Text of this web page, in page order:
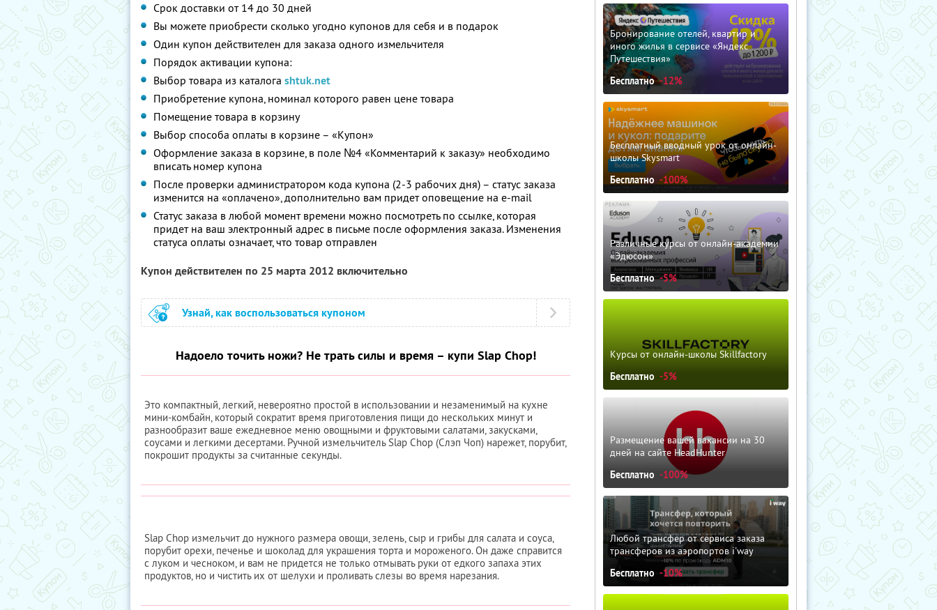
Срок доставки от 14 до 30 дней
Вы можете приобрести сколько угодно купонов для себя и в подарок
Один купон действителен для заказа одного измельчителя
Порядок активации купона:
Выбор товара из каталога shtuk.net
Приобретение купона, номинал которого равен цене товара
Помещение товара в корзину
Выбор способа оплаты в корзине – «Купон»
Оформление заказа в корзине, в поле №4 «Комментарий к заказу» необходимо
вписать номер купона
После проверки администратором кода купона (2-3 рабочих дня) – статус заказа
изменится на «оплачено», дополнительно вам придет оповещение на e-mail
Статус заказа в любой момент времени можно посмотреть по ссылке, которая
придет на ваш электронный адрес в письме после оформления заказа. Изменения
статуса оплаты означает, что товар отправлен
Купон действителен по 25 марта 2012 включительно
Узнай, как воспользоваться купоном
Надоело точить ножи? Не трать силы и время – купи Slap Chop!
Это компактный, легкий, невероятно простой в использовании и незаменимый на кухне
мини-комбайн, который сократит время приготовления пищи до нескольких минут и
разнообразит ваше ежедневное меню овощными и фруктовыми салатами, закусками,
соусами и легкими десертами. Ручной измельчитель Slap Chop (Слэп Чоп) нарежет, порубит,
покрошит продукты за считанные секунды.
Slap Chop измельчит до нужного размера овощи, зелень, сыр и грибы для салата и соуса,
порубит орехи, печенье и шоколад для украшения торта и мороженого. Он даже справится
с луком и чесноком, и вам не придется не только отмывать руки от едкого запаха этих
продуктов, но и чистить их от шелухи и проливать слезы во время нарезания.
Бронирование отелей, квартир и
иного жилья в сервисе «Яндекс
Путешествия»
Бесплатно -12%
Бесплатный вводный урок от онлайн-
школы Skysmart
Бесплатно -100%
Различные курсы от онлайн-академии
«Эдюсон»
Бесплатно -5%
Курсы от онлайн-школы Skillfactory
Бесплатно -5%
Размещение вашей вакансии на 30
дней на сайте HeadHunter
Бесплатно -100%
Любой трансфер от сервиса заказа
трансферов из аэропортов i'way
Бесплатно -10%